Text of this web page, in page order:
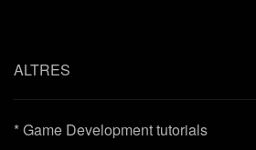
ALTRES
* Game Development tutorials